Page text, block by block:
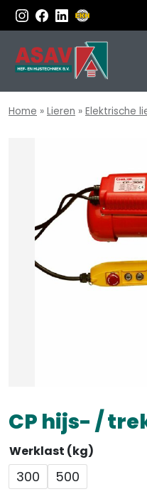
Home » Lieren » Elektrische
CP hijs- /
Werklast (kg)
300 500